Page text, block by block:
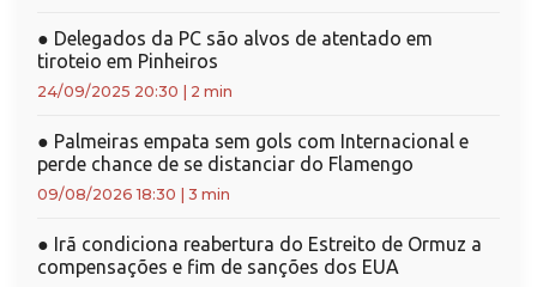
● Delegados da PC são alvos de atentado em
tiroteio em Pinheiros
24/09/2025 20:30 2 min
● Palmeiras empata sem gols com Internacional e
perde chance de se distanciar do Flamengo
09/08/2026 18:30 3 min
● Irã condiciona reabertura do Estreito de Ormuz a
compensações e fim de sanções dos EUA